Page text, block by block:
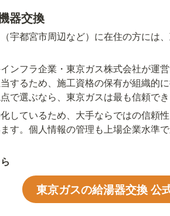
器交換
宇都宮市周辺など）に在住の方には、
ンフラ企業・東京ガス株式会社が運
するため、施工資格の保有が組織的
で選ぶなら、東京ガスは最も信頼でき
しているため、大手ならではの信頼
す。個人情報の管理も上場企業水準
東京ガスの給湯器交換 公